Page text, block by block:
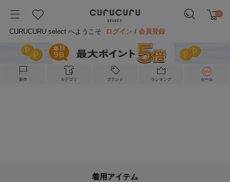
0
CURUCURU select へようこそ ログイン /会員登録
新作 カテゴリ ブランド ランキング セール
着用アイテム